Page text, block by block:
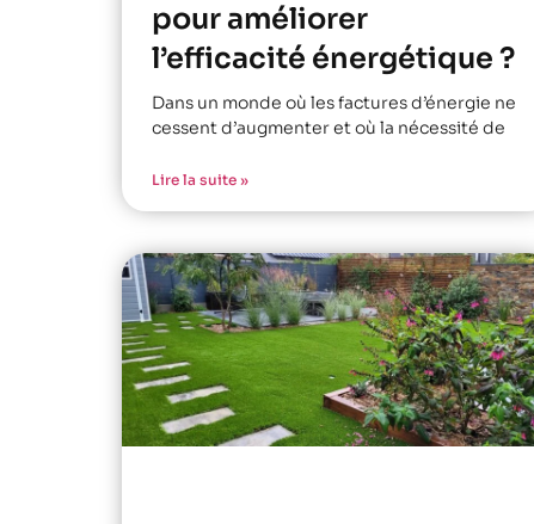
pour améliorer
l’efficacité énergétique ?
Dans un monde où les factures d’énergie ne
cessent d’augmenter et où la nécessité de
Lire la suite »